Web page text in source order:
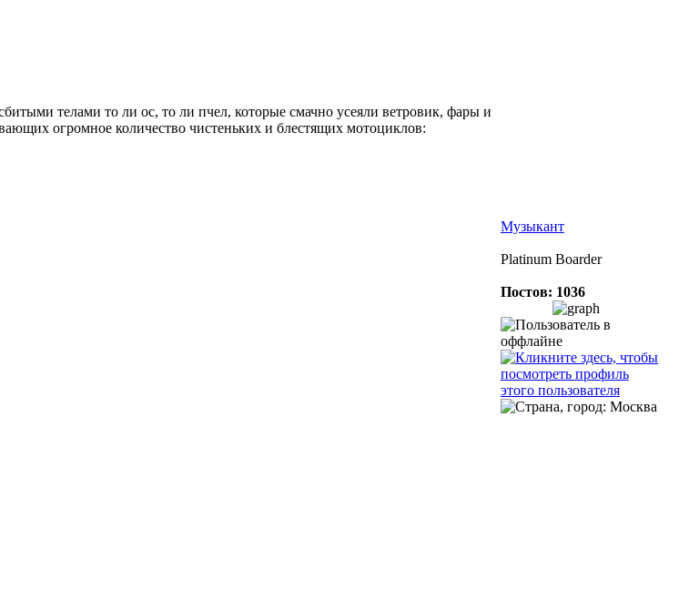
телами то ли ос, то ли пчел, которые смачно усеяли ветровик, фары и
огромное количество чистеньких и блестящих мотоциклов:
Музыкант
Platinum Boarder
Постов: 1036